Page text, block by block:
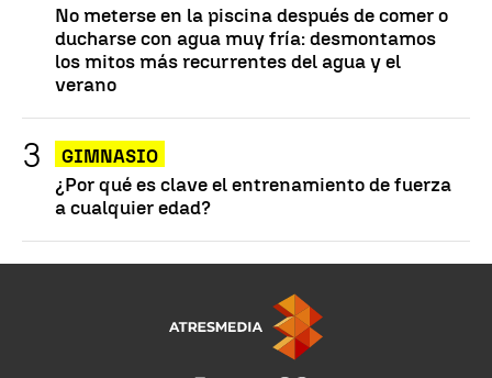
No meterse en la piscina después de comer o
ducharse con agua muy fría: desmontamos
los mitos más recurrentes del agua y el
verano
GIMNASIO
¿Por qué es clave el entrenamiento de fuerza
a cualquier edad?